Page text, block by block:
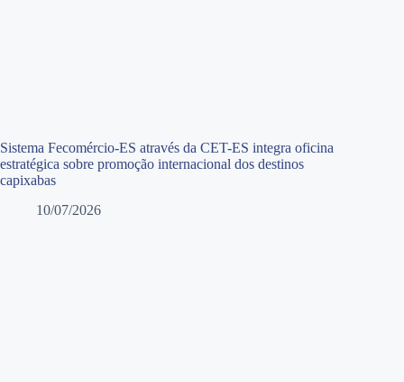
Sistema Fecomércio-ES através da CET-ES integra oficina
estratégica sobre promoção internacional dos destinos
capixabas
10/07/2026